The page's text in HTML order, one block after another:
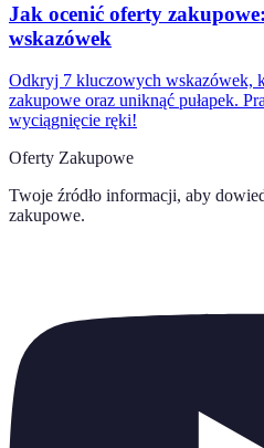
Jak ocenić oferty
wskazówek
Odkryj 7 kluczowych wskazówek,
zakupowe oraz uniknąć pułapek.
wyciągnięcie ręki!
Oferty Zakupowe
Twoje źródło informacji, aby
zakupowe.